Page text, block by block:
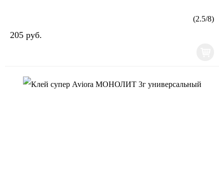
(2.5/8)
205 руб.